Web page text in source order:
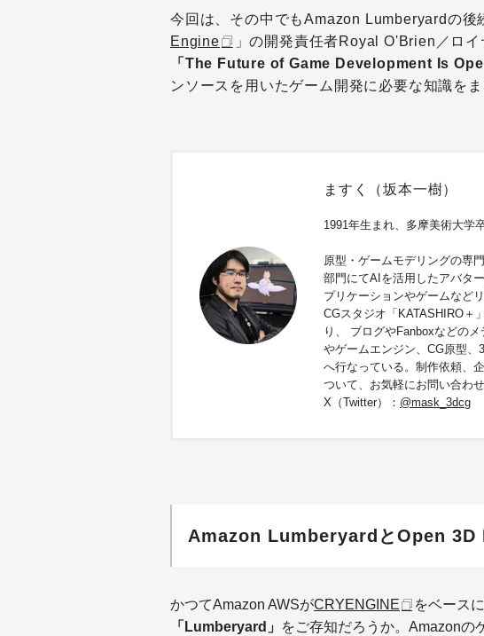
今回は、その中でもAmazon Lumberyardの後
Engine
」の開発責任者Royal O'Brien／ロ
「The Future of Game Development Is
ンソースを用いたゲーム開発に必要な知識を
ますく（坂本一樹）
1991年生まれ、多摩美術大学卒
原型・ゲームモデリングの専
部門にてAIを活用したアバタ
プリケーションやゲームなど
CGスタジオ「KATASHIRO＋
り、 ブログやFanboxなどの
やゲームエンジン、CG原型、
へ行なっている。 制作依頼、
ついて、お気軽にお問い合わせ
X（Twitter）： @mask_3dcg
Amazon LumberyardとOpen 3D
かつてAmazon AWSがCRYENGINE
をベース
「Lumberyard」 をご存知だろうか。Amazonの